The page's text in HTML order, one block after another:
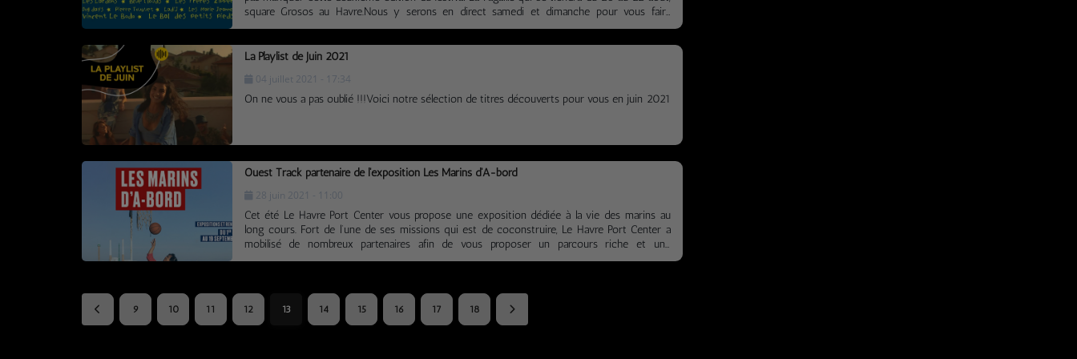
square Grosos au Havre.Nous y serons en direct samedi et dimanche pour vous faire
découvrir l'événement de l'intérieur.Plus d'informations et réservations :
La Playlist de Juin 2021
04 juillet 2021 - 17:34
On ne vous a pas oublié !!!Voici notre sélection de titres découverts pour vous en juin 2021
Ouest Track partenaire de l'exposition Les Marins d'A-bord
28 juin 2021 - 11:00
Cet été Le Havre Port Center vous propose une exposition dédiée à la vie des marins au
long cours. Fort de l’une de ses missions qui est de coconstruire, Le Havre Port Center a
mobilisé de nombreux partenaires afin de vous proposer un parcours riche et une
programmation variée associée. Le Seamen’s Club, la Ville du Havre, La Galerne, French Lines
le quotidien, méconnu, de ces travailleurs de la......
9 10 11 12 13 14 15 16 17 18